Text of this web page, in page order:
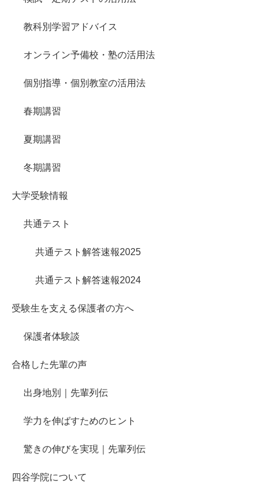
教科別学習アドバイス
オンライン予備校・塾の活用法
個別指導・個別教室の活用法
春期講習
夏期講習
冬期講習
大学受験情報
共通テスト
共通テスト解答速報2025
共通テスト解答速報2024
受験生を支える保護者の方へ
保護者体験談
合格した先輩の声
出身地別｜先輩列伝
学力を伸ばすためのヒント
驚きの伸びを実現｜先輩列伝
四谷学院について